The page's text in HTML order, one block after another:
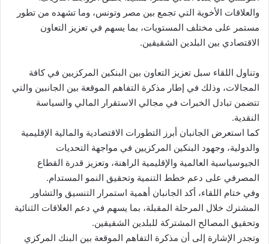
والعلاقات الأخوية التي تجمع بين مصر وتونس، وما تشهده من تطور
مستمر على مختلف المستويات، بما يسهم في تعزيز التعاون
الاقتصادي بين البلدين الشقيقين.
وتناول اللقاء سبل تعزيز التعاون بين البنكين المركزيين في كافة
المجالات، وذلك في إطار مذكرة التفاهم الموقعة بين الجانبين والتي
تتضمن تبادل الخبرات في مجالي الاستقرار المالي والسياسة
النقدية.
كما استعرض الجانبان أبرز التطورات الاقتصادية والمالية الإقليمية
والدولية، وجهود البنكين المركزيين في مواجهة التحديات
الجيوسياسية العالمية والإقليمية الراهنة، وتعزيز قدرة القطاع
المصرفي على دعم خطط التنمية وتحقيق النمو المستدام.
وفي ختام اللقاء، أكد الجانبان أهمية استمرار التنسيق والتشاور
المشترك خلال المرحلة المقبلة، بما يسهم في دعم العلاقات الثنائية
وتحقيق المصالح المشتركة للبلدين الشقيقين.
وتجدر الإشارة إلى أن مذكرة التفاهم الموقعة بين البنك المركزي